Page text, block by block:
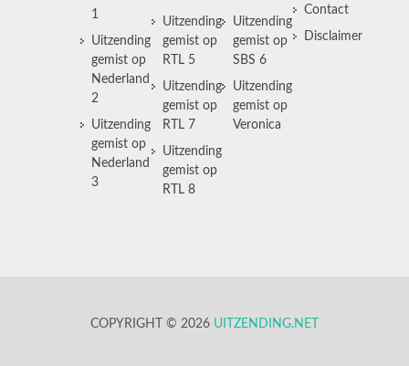
1
Uitzending
gemist op
Nederland
2
Uitzending
gemist op
Nederland
3
Uitzending
gemist op
RTL 5
Uitzending
gemist op
RTL 7
Uitzending
gemist op
RTL 8
Uitzending
gemist op
SBS 6
Uitzending
gemist op
Veronica
Contact
Disclaimer
COPYRIGHT © 2026 UITZENDING.NET